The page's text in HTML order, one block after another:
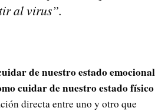
al virus”.
de nuestro estado emocional
cuidar de nuestro estado físico
directa entre uno y otro que